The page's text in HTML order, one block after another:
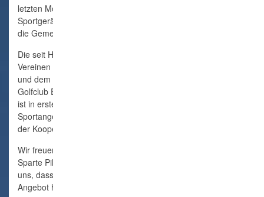
letzten Monaten viel in die Ausstattung mit neuen
Sportgeräten investiert worden ist. Herzlichen Dank dafür an
die Gemeinde, die uns hier finanziell unterstützt hat.
Die seit Herbst 2018 bestehende Kooperation zwischen den
Vereinen SV Börnsen, Escheburger SV, Kröppelshagener SV
und dem VfL Börnsen ist Februar 2025 noch durch den
Golfclub Escheburg erweitert worden. Ziel dieser Erweiterung
ist in erster Linie eine breitere Informationsbasis der
Sportangebote zu schaffen. Beim gemeinsamen Dalbeklauf
der Kooperationsvereine ist der GCE bereits aktiv mit dabei.
Wir freuen uns sehr, dass wir aktuell nun auch eine neue
Sparte Pilates anbieten können. Die Anmeldungen zeigen
uns, dass hier ein sehr großes Interesse besteht. Für dieses
Angebot hat uns der SV Börnsen eine Hallenzeit bis auf